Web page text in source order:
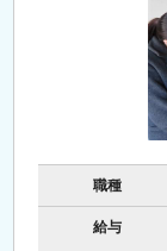
職種
給与